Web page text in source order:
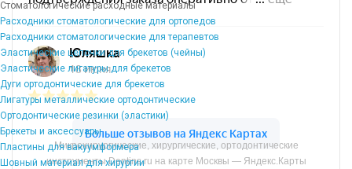
Стоматологические расходные материалы
Расходники стоматологические для ортопедов
Расходники стоматологические для терапевтов
Эластические цепочки для брекетов (чейны)
Эластические лигатуры для брекетов
Дуги ортодонтические для брекетов
Лигатуры металлические ортодонтические
Ортодонтические резинки (эластики)
Брекеты и аксессуары
Пластины для вакуумформера
Шовный материал для хирургии
Микрохирургические, хирургические, ортодонтические
инструменты Dentins.ru на карте Москвы — Яндекс.Карты